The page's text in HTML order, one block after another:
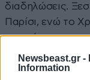
Newsbeast.gr -
Information
διαδηλώσεις.
Παρίσι, ενώ το
– κορύφωση του
αμφισβητεί